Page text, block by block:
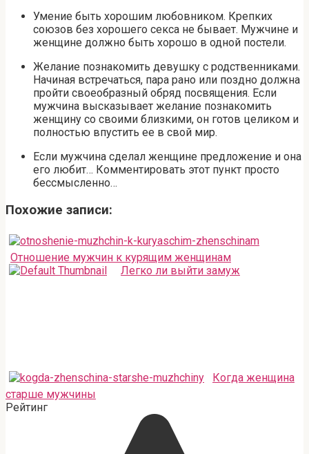
Умение быть хорошим любовником. Крепких
союзов без хорошего секса не бывает. Мужчине и
женщине должно быть хорошо в одной постели.
Желание познакомить девушку с родственниками.
Начиная встречаться, пара рано или поздно должна
пройти своеобразный обряд посвящения. Если
мужчина высказывает желание познакомить
женщину со своими близкими, он готов целиком и
полностью впустить ее в свой мир.
Если мужчина сделал женщине предложение и она
его любит… Комментировать этот пункт просто
бессмысленно…
Похожие записи:
Отношение мужчин к курящим женщинам
Легко ли выйти замуж
Когда женщина
старше мужчины
Рейтинг